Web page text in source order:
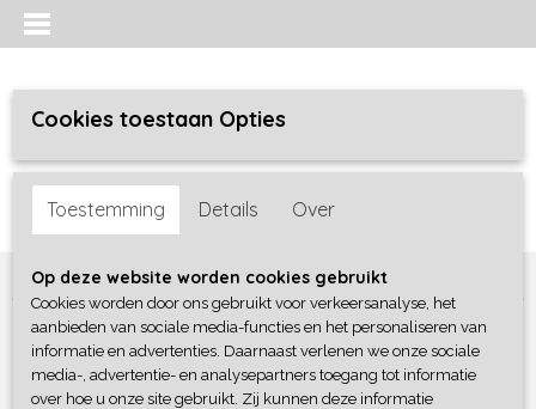
Inloggen Registreren
Home >Bedtextiel> Hoeslakens>Hoeslaken katoen
Cookies toestaan Opties
Toestemming Details Over
Op deze website worden cookies gebruikt
Cookies worden door ons gebruikt voor verkeersanalyse, het
aanbieden van sociale media-functies en het personaliseren van
informatie en advertenties. Daarnaast verlenen we onze sociale
media-, advertentie- en analysepartners toegang tot informatie
over hoe u onze site gebruikt. Zij kunnen deze informatie